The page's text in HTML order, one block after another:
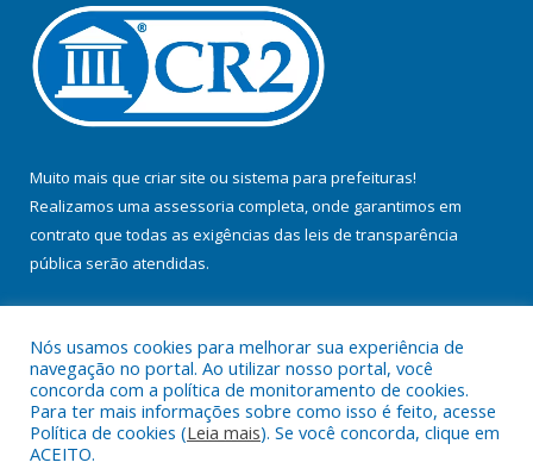
Muito mais que criar site ou sistema para prefeituras!
Realizamos uma assessoria completa, onde garantimos em
contrato que todas as exigências das leis de transparência
pública serão atendidas.
Todos os direitos reservados a Prefeitura Municipal de Baião.
Nós usamos cookies para melhorar sua experiência de
navegação no portal. Ao utilizar nosso portal, você
concorda com a política de monitoramento de cookies.
Para ter mais informações sobre como isso é feito, acesse
Política de cookies (Leia mais). Se você concorda, clique em
ACEITO.